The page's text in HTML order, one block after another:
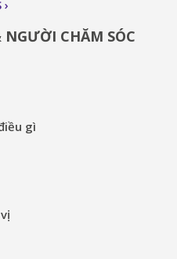
CHĂM SÓC
gì